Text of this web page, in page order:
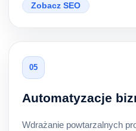
Zobacz SEO
05
Automatyzacje
Wdrażanie powtarzalnych